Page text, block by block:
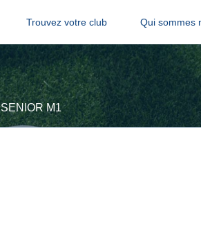
Trouvez votre club Qui sommes
SENIOR M1